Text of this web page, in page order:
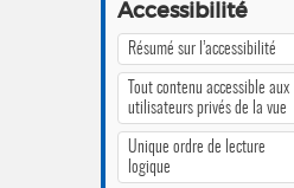
Accessibilité
Résumé sur l’accessibilité
Tout contenu accessible aux
utilisateurs privés de la vue
Unique ordre de lecture
logique